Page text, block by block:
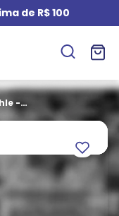
de R$ 100
-
e